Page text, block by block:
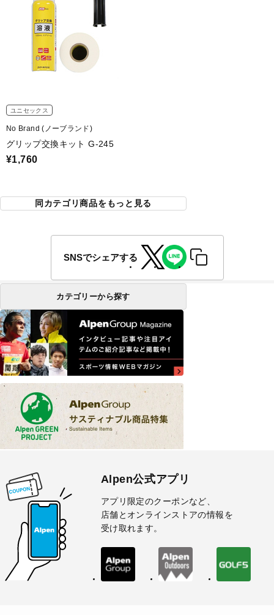
ユニセックス
No Brand (ノーブランド)
グリップ交換キット G-245
¥1,760
同カテゴリ商品をもっと見る
SNSでシェアする
カテゴリーから探す
Alpen公式アプリ
アプリ限定のクーポンなど、
店舗とオンラインストアの情報を
受け取れます。